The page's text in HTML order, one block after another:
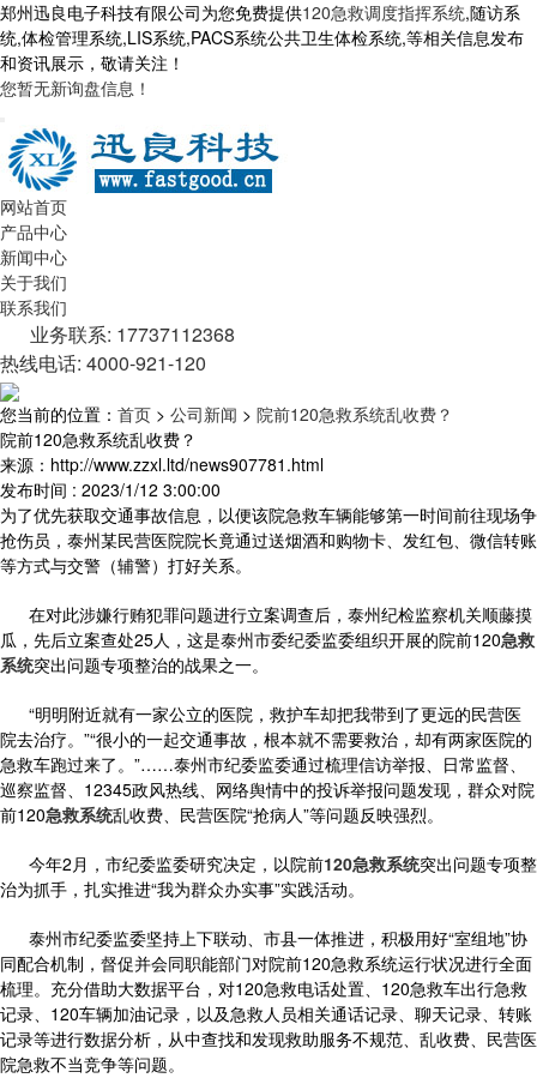
郑州迅良电子科技有限公司为您免费提供120急救调度指挥系统,随访系
统,体检管理系统,LIS系统,PACS系统公共卫生体检系统,等相关信息发布
和资讯展示，敬请关注！
您暂无新询盘信息！
网站首页
产品中心
新闻中心
关于我们
联系我们
业务联系: 17737112368
热线电话: 4000-921-120
您当前的位置： 首页 > 公司新闻 > 院前120急救系统乱收费？
院前120急救系统乱收费？
来源：http://www.zzxl.ltd/news907781.html
发布时间 : 2023/1/12 3:00:00
为了优先获取交通事故信息，以便该院急救车辆能够第一时间前往现场争
抢伤员，泰州某民营医院院长竟通过送烟酒和购物卡、发红包、微信转账
等方式与交警（辅警）打好关系。
在对此涉嫌行贿犯罪问题进行立案调查后，泰州纪检监察机关顺藤摸
瓜，先后立案查处25人，这是泰州市委纪委监委组织开展的院前120急救
系统突出问题专项整治的战果之一。
“明明附近就有一家公立的医院，救护车却把我带到了更远的民营医
院去治疗。”“很小的一起交通事故，根本就不需要救治，却有两家医院的
急救车跑过来了。”……泰州市纪委监委通过梳理信访举报、日常监督、
巡察监督、12345政风热线、网络舆情中的投诉举报问题发现，群众对院
前120急救系统乱收费、民营医院“抢病人”等问题反映强烈。
今年2月，市纪委监委研究决定，以院前120急救系统突出问题专项整
治为抓手，扎实推进“我为群众办实事”实践活动。
泰州市纪委监委坚持上下联动、市县一体推进，积极用好“室组地”协
同配合机制，督促并会同职能部门对院前120急救系统运行状况进行全面
梳理。充分借助大数据平台，对120急救电话处置、120急救车出行急救
记录、120车辆加油记录，以及急救人员相关通话记录、聊天记录、转账
记录等进行数据分析，从中查找和发现救助服务不规范、乱收费、民营医
院急救不当竞争等问题。